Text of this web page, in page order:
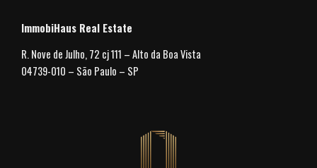
ImmobiHaus Real Estate
R. Nove de Julho, 72 cj 111 – Alto da Boa Vista
04739-010 – São Paulo – SP